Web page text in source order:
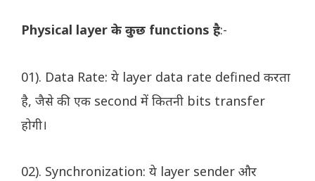
Physical layer के कुछ functions है:-
01). Data Rate: ये layer data rate defined करता
है, जैसे की एक second में कितनी bits transfer
होगी।
02). Synchronization: ये layer sender और